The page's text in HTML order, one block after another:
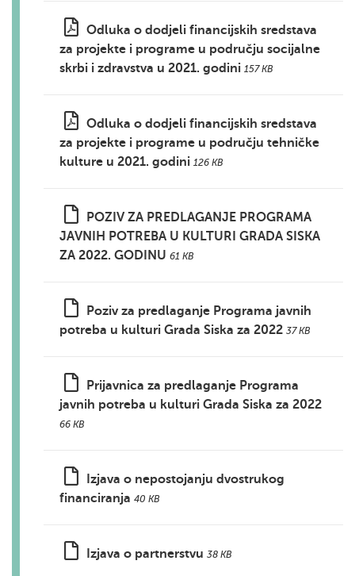
Odluka o dodjeli financijskih sredstava
za projekte i programe u području socijalne
skrbi i zdravstva u 2021. godini 157 KB
Odluka o dodjeli financijskih sredstava
za projekte i programe u području tehničke
kulture u 2021. godini 126 KB
POZIV ZA PREDLAGANJE PROGRAMA
JAVNIH POTREBA U KULTURI GRADA SISKA
ZA 2022. GODINU 61 KB
Poziv za predlaganje Programa javnih
potreba u kulturi Grada Siska za 2022 37 KB
Prijavnica za predlaganje Programa
javnih potreba u kulturi Grada Siska za 2022
66 KB
Izjava o nepostojanju dvostrukog
financiranja 40 KB
Izjava o partnerstvu 38 KB